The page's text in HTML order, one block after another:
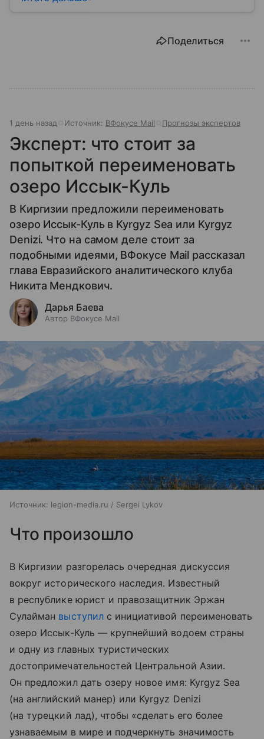
Поделиться
1 день назад Источник: ВФокусе Mail Прогнозы экспертов
Эксперт: что стоит за
попыткой переименовать
озеро Иссык-Куль
В Киргизии предложили переименовать
озеро Иссык-Куль в Kyrgyz Sea или Kyrgyz
Denizi. Что на самом деле стоит за
подобными идеями, ВФокусе Mail рассказал
глава Евразийского аналитического клуба
Никита Мендкович.
Дарья Баева
Автор ВФокусе Mail
Источник: legion-media.ru / Sergei Lykov
Что произошло
В Киргизии разгорелась очередная дискуссия
вокруг исторического наследия. Известный
в республике юрист и правозащитник Эржан
Сулайман выступилс инициативой переименовать
озеро Иссык-Куль — крупнейший водоем страны
и одну из главных туристических
достопримечательностей Центральной Азии.
Он предложил дать озеру новое имя: Kyrgyz Sea
(на английский манер) или Kyrgyz Denizi
(на турецкий лад), чтобы «сделать его более
узнаваемым в мире и подчеркнуть значимость